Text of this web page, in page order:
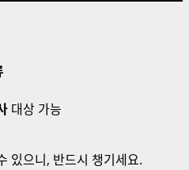
대상 가능
있으니, 반드시 챙기세요.